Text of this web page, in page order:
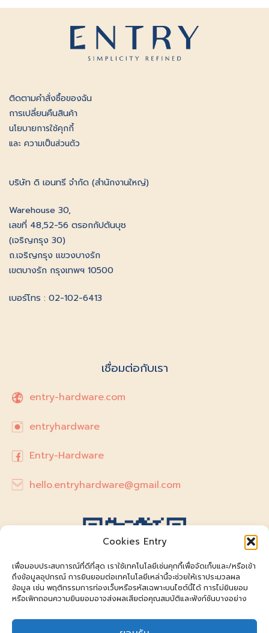
Cookies Entry
เพื่อมอบประสบการณ์ที่ดีที่สุด เราใช้เทคโนโลยีเช่นคุกกี้เพื่อจัดเก็บและ/หรือเข้า
ถึงข้อมูลอุปกรณ์ การยินยอมต่อเทคโนโลยีเหล่านี้จะช่วยให้เราประมวลผล
ข้อมูล เช่น พฤติกรรมการท่องเว็บหรือรหัสเฉพาะบนไซต์นี้ได้ การไม่ยินยอม
หรือเพิกถอนความยินยอมอาจส่งผลเสียต่อคุณสมบัติและฟังก์ชันบางอย่าง
฿1,270.00
ติดตามคําสั่งซื้อของฉัน
การเปลี่ยนคืนสินค้า
นโยบายการใช้คุกกี้
และ ความเป็นส่วนตัว
บริษัท ดิ เอนทรี จำกัด (สำนักงานใหญ่)
Warehouse 30,
เลขที่ 48,52-56 ตรอกกัปตันบุช
(เจริญกรุง 30)
ถ.เจริญกรุง แขวงบางรัก
เขตบางรัก กรุงเทพฯ 10500
เบอร์โทร : 02-102-6413
เชื่อมต่อกับเรา
entry-hardware.com
entryhardware
Entry-Hardware
hello.entryhardware@gmail.com